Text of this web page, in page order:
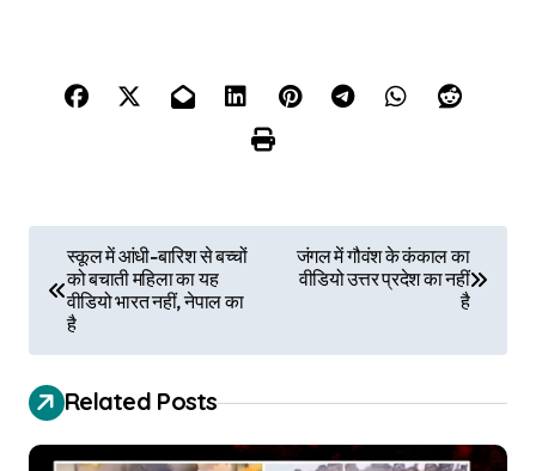
s
t
n
स्कूल में आंधी-बारिश से बच्चों
को बचाती महिला का यह
वीडियो भारत नहीं, नेपाल का
है
जंगल में गौवंश के कंकाल का
वीडियो उत्तर प्रदेश का नहीं
है
Related Posts